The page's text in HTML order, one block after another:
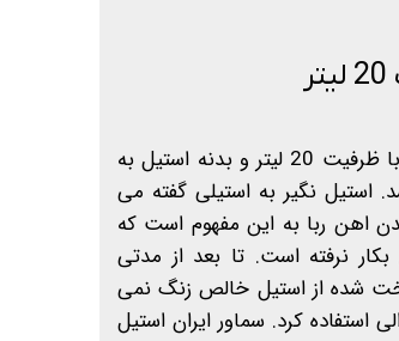
سماور گازی مدل TN-20 ظرفیت 20 لیتر که با ظرفیت 20 لیتر و بدنه استیل به
استیل نگیر به استیلی گفته می
ربا به این مفهوم است که
نرفته است. تا بعد از مدتی
شده از استیل خالص زنگ نمی
استفاده کرد. سماور ایران استیل